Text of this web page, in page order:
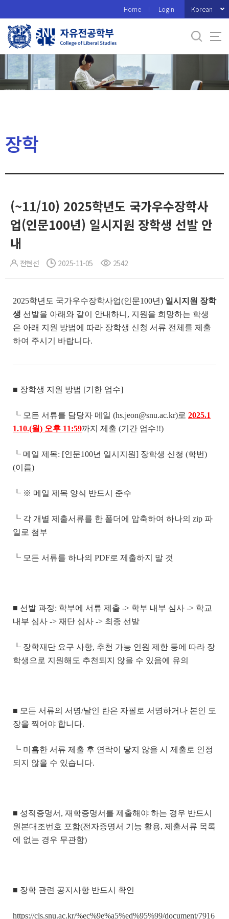
로
메
Home Login Korean
장학
(~11/10) 2025학년도 국가우수장학사
업(인문100년) 일시지원 장학생 선발 안
내
전현선 2025-11-05 2542
2025학년도 국가우수장학사업(인문100년) 일시지원 장학
생 선발을 아래와 같이 안내하니, 지원을 희망하는 학생
은 아래 지원 방법에 따라 장학생 신청 서류 전체를 제출
하여 주시기 바랍니다.
■ 장학생 지원 방법 [기한 엄수]
┖ 모든 서류를 담당자 메일 (hs.jeon@snu.ac.kr)로 2025.1
1.10.(월) 오후 11:59까지 제출 (기간 엄수!!)
┖ 메일 제목: [인문100년 일시지원] 장학생 신청 (학번)
(이름)
┖ ※ 메일 제목 양식 반드시 준수
┖ 각 개별 제출서류를 한 폴더에 압축하여 하나의 zip 파
일로 첨부
┖ 모든 서류를 하나의 PDF로 제출하지 말 것
■ 선발 과정: 학부에 서류 제출 -> 학부 내부 심사 -> 학교
내부 심사 -> 재단 심사 -> 최종 선발
┖ 장학재단 요구 사항, 추천 가능 인원 제한 등에 따라 장
학생으로 지원해도 추천되지 않을 수 있음에 유의
■ 모든 서류의 서명/날인 란은 자필로 서명하거나 본인 도
장을 찍어야 합니다.
┖ 미흡한 서류 제출 후 연락이 닿지 않을 시 제출로 인정
되지 않을 수 있습니다.
■ 성적증명서, 재학증명서를 제출해야 하는 경우 반드시
원본대조번호 포함(전자증명서 기능 활용, 제출서류 목록
에 없는 경우 무관함)
■ 장학 관련 공지사항 반드시 확인
https://cls.snu.ac.kr/%ec%9e%a5%ed%95%99/document/7916